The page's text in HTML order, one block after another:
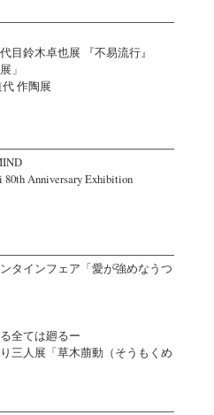
目鈴木卓也展 『不易流行』
」
作陶展
Anniversary Exhibition
タインフェア「愛が強めなうつ
全ては廻るー
三人展「草木萠動（そうもくめ